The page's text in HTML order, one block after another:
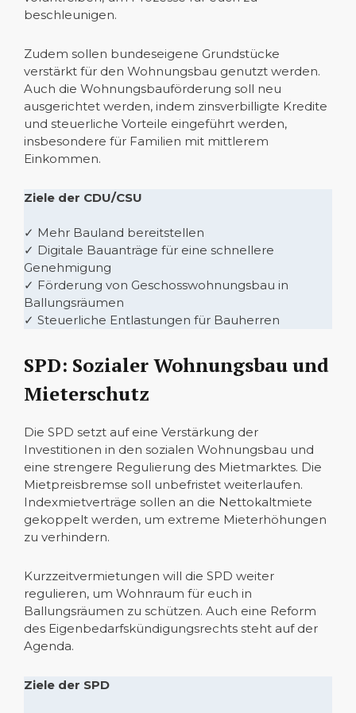
beschleunigen.
Zudem sollen bundeseigene Grundstücke
verstärkt für den Wohnungsbau genutzt werden.
Auch die Wohnungsbauförderung soll neu
ausgerichtet werden, indem zinsverbilligte Kredite
und steuerliche Vorteile eingeführt werden,
insbesondere für Familien mit mittlerem
Einkommen.
Ziele der CDU/CSU
✓ Mehr Bauland bereitstellen
✓ Digitale Bauanträge für eine schnellere
Genehmigung
✓ Förderung von Geschosswohnungsbau in
Ballungsräumen
✓ Steuerliche Entlastungen für Bauherren
SPD: Sozialer Wohnungsbau und
Mieterschutz
Die SPD setzt auf eine Verstärkung der
Investitionen in den sozialen Wohnungsbau und
eine strengere Regulierung des Mietmarktes. Die
Mietpreisbremse soll unbefristet weiterlaufen.
Indexmietverträge sollen an die Nettokaltmiete
gekoppelt werden, um extreme Mieterhöhungen
zu verhindern.
Kurzzeitvermietungen will die SPD weiter
regulieren, um Wohnraum für euch in
Ballungsräumen zu schützen. Auch eine Reform
des Eigenbedarfskündigungsrechts steht auf der
Agenda.
Ziele der SPD